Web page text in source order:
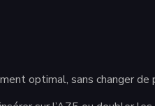
optimal, sans changer de